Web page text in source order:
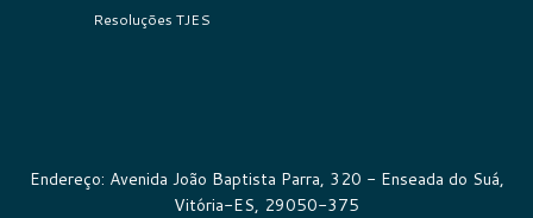
Resoluções TJES
Endereço: Avenida João Baptista Parra, 320 - Enseada do Suá,
Vitória-ES, 29050-375